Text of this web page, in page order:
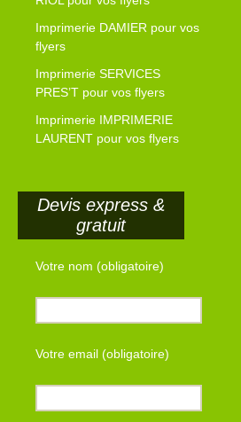
Imprimerie DAMIER pour vos
flyers
Imprimerie SERVICES
PRES’T pour vos flyers
Imprimerie IMPRIMERIE
LAURENT pour vos flyers
Devis express &
gratuit
Votre nom (obligatoire)
Votre email (obligatoire)